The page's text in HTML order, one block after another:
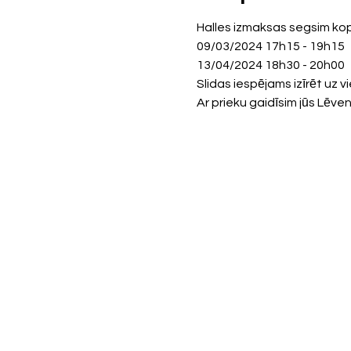
Halles izmaksas segsim
09/03/2024 17h15 - 19h15
13/04/2024 18h30 - 20h00
Slidas iespējams izīrēt uz
Ar prieku gaidīsim jūs